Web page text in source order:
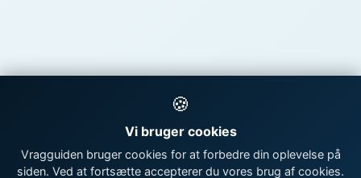
🍪
Vi bruger cookies
Vragguiden bruger cookies for at forbedre din oplevelse på
siden. Ved at fortsætte accepterer du vores brug af cookies.